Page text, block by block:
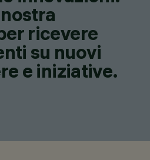
ricevere
su nuovi
e iniziative.